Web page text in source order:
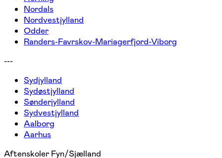
Nordals
Nordvestjylland
Odder
Randers-Favrskov-Mariagerfjord-Viborg
---
Sydjylland
Sydøstjylland
Sønderjylland
Sydvestjylland
Aalborg
Aarhus
Aftenskoler Fyn/Sjælland